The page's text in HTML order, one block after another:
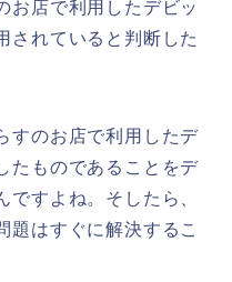
お店で利用したデビッ
されていると判断した
すのお店で利用したデ
たものであることをデ
ですよね。そしたら、
題はすぐに解決するこ